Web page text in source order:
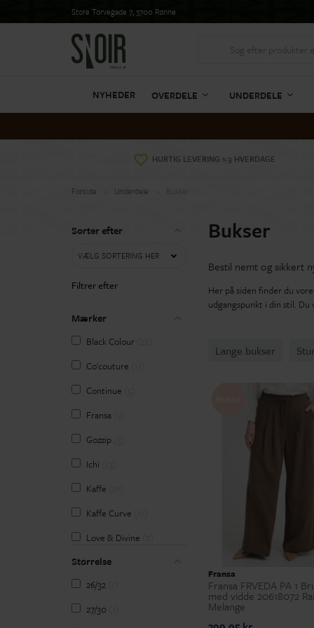
Store Torvegade 7, 3700 Rønne
NYHEDER OVERDELE UNDERDELE
HURTIG LEVERING 1-3 HVERDAGE
Forside Underdele
Sorter efter
VÆLG SORTERING HER
Filtrer efter
Mærker
Black Colour
Co'couture
Continue
Fransa
Gozzip
Ichi
Kaffe
Kaffe Curve
Love & Divine
Marta du Château
Pulz
SANDGAARD
Størrelse
26/32
27/30
Bukser
Bestil nemt og sikkert
Her på siden finder du
udgangspunkt i din stil.
Lange bukser
Fransa
Fransa FRVEDA PA 1
med vidde 20618072
Melange